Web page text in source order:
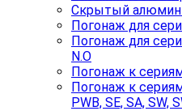
Скрытый
Погонаж для
Погонаж для серий
N.O
Погонаж к сериям
Погонаж к сериям
PWB, SE, SA, SW,